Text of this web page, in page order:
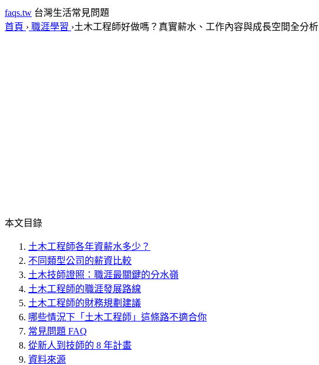
faqs.tw 台灣生活常見問題
首頁 › 職涯學習 ›土木工程師好做嗎？真實薪水、工作內容與成長空間全分析
本文目錄
土木工程師各年資薪水多少？
不同類型公司的薪資比較
土木技師證照：職涯最關鍵的分水嶺
土木工程師的職涯發展路線
土木工程師的財務規劃建議
哪些情況下「土木工程師」這條路不適合你
常見問題 FAQ
從新人到技師的 8 年計畫
資料來源